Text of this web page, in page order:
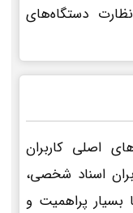
دستگاه‌های
اصلی کاربران
اسناد شخصی،
بسیار پراهمیت و